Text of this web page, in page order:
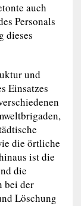
auch
Personals
dieses
und
Einsatzes
die örtliche
ist die
die
bei der
Löschung